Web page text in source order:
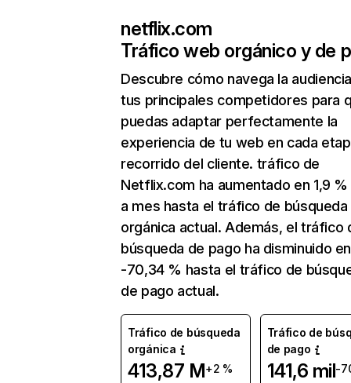
netflix.com
Tráfico web orgánico y de
Descubre cómo navega la
tus principales competidores para
puedas adaptar perfectamente la
experiencia de tu web en cada
recorrido del cliente. tráfico de
Netflix.com ha aumentado en 1,9
a mes hasta el tráfico de búsqueda
orgánica actual. Además, el tráfico
búsqueda de pago ha disminuido en
-70,34 % hasta el tráfico de
de pago actual.
Tráfico de búsqueda
orgánica
413,87 M+2 %
Tráfico de
de pago
141,6 mil-